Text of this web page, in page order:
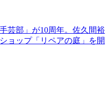
芸部」が10周年。佐久間裕
ョップ「リペアの庭」を開